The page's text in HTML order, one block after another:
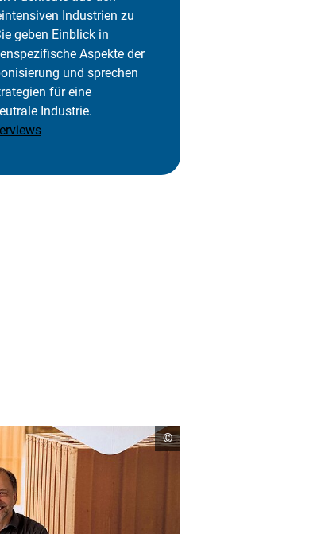
Industrien zu
geben Einblick in
Aspekte der
und sprechen
für eine
Industrie.
Copyright
Informationen
©